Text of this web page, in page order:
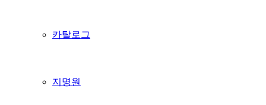
카탈로그
지명원